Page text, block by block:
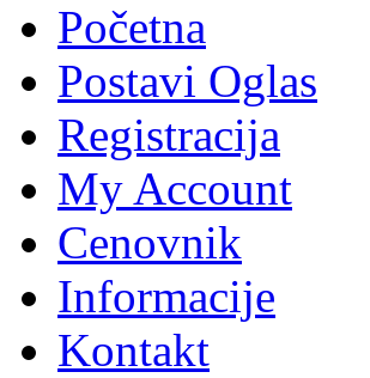
Početna
Postavi Oglas
Registracija
My Account
Cenovnik
Informacije
Kontakt